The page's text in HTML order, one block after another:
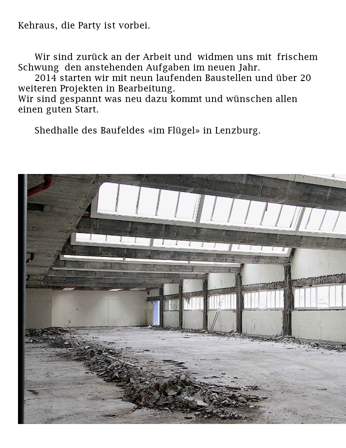
Kehraus, die Party ist vorbei.
Wir sind zurück an der Arbeit und widmen uns mit frischem
Schwung den anstehenden Aufgaben im neuen Jahr.
2014 starten wir mit neun laufenden Baustellen und über 20
weiteren Projekten in Bearbeitung.
Wir sind gespannt was neu dazu kommt und wünschen allen
einen guten Start.
Shedhalle des Baufeldes «im Flügel» in Lenzburg.